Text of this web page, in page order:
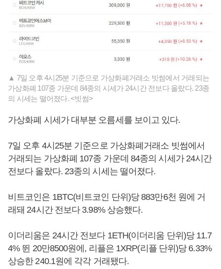
▲ 7일 오후 4시25분 기준으로 가상화폐거래소 빗썸에서 거래되는
가상화폐 107종 가운데 84종의 시세가 24시간 전보다 올랐다. 23종
의 시세는 떨어졌다. <빗썸>
가상화폐 시세가 대부분 오름세를 보이고 있다.
7일 오후 4시25분 기준으로 가상화폐거래소 빗썸에서
거래되는 가상화폐 107종 가운데 84종의 시세가 24시간
전보다 올랐다. 23종의 시세는 떨어졌다.
비트코인은 1BTC(비트코인 단위)당 883만6천 원에 거
래돼 24시간 전보다 3.98% 상승했다.
이더리움은 24시간 전보다 1ETH(이더리움 단위)당 11.7
4% 뛴 20만8500원에, 리플은 1XRP(리플 단위)당 6.33%
상승한 240.1원에 각각 거래됐다.